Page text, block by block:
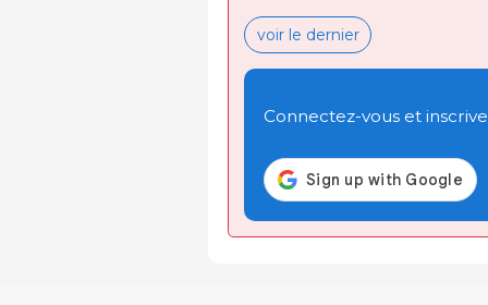
voir le dernier
Connectez-vous et